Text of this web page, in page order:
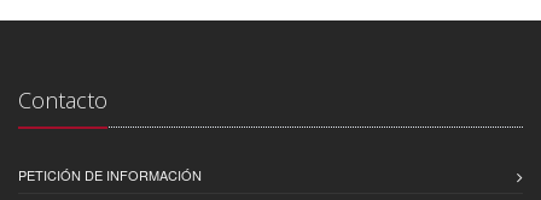
Contacto
PETICIÓN DE INFORMACIÓN